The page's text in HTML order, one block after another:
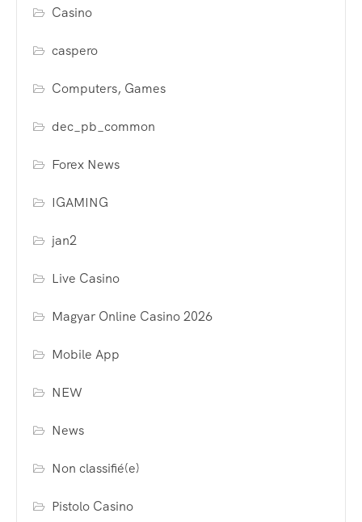
Casino
caspero
Computers, Games
dec_pb_common
Forex News
IGAMING
jan2
Live Casino
Magyar Online Casino 2026
Mobile App
NEW
News
Non classifié(e)
Pistolo Casino